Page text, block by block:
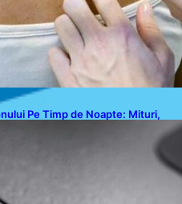
Pe Timp de Noapte: Mituri,